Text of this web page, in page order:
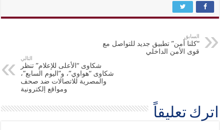
السابق
“كلنا أمن” تطبيق جديد للتواصل مع
قوى الأمن الداخلي
التالي
شكاوى “الأعلى للإعلام” تنظر
شكاوى “هواوي”، و”اليوم السابع”،
والمصرية للاتصالات ضد صحف
ومواقع إلكترونية
اترك تعليقاً